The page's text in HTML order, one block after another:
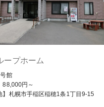
ープホーム
館
88,000円～
】札幌市手稲区稲穂1条1丁目9-15